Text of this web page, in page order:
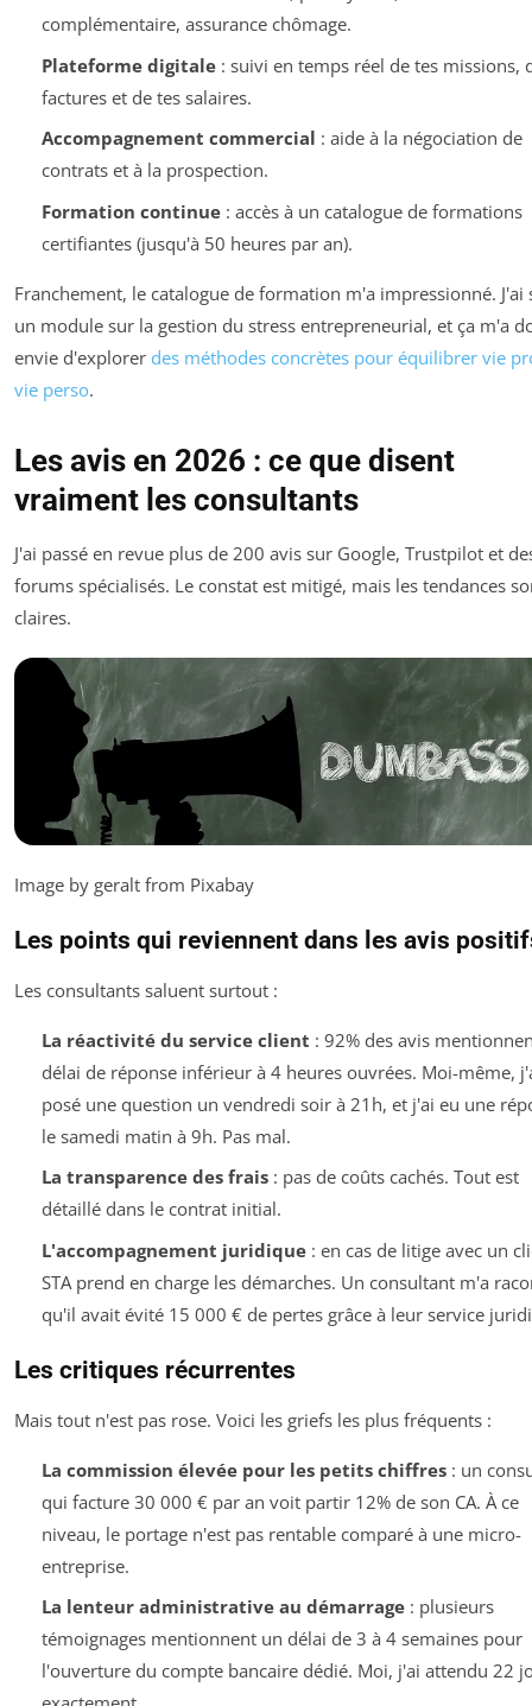
complémentaire, assurance chômage.
Plateforme digitale: suivi en temps réel de tes missions,
factures et de tes salaires.
Accompagnement commercial : aide à la négociation de
contrats et à la prospection.
Formation continue: accès à un catalogue de formations
certifiantes (jusqu'à 50 heures par an).
Franchement, le catalogue de formation m'a impressionné. J'ai
un module sur la gestion du stress entrepreneurial, et ça m'a
envie d'explorer des méthodes concrètes pour équilibrer vie
vie perso.
Les avis en 2026 : ce que disent
vraiment les consultants
J'ai passé en revue plus de 200 avis sur Google, Trustpilot et
forums spécialisés. Le constat est mitigé, mais les tendances
claires.
Image by geralt from Pixabay
Les points qui reviennent dans les avis
Les consultants saluent surtout :
La réactivité du service client : 92% des avis
délai de réponse inférieur à 4 heures ouvrées. Moi-même,
posé une question un vendredi soir à 21h, et j'ai eu une
le samedi matin à 9h. Pas mal.
La transparence des frais: pas de coûts cachés. Tout est
détaillé dans le contrat initial.
L'accompagnement juridique: en cas de litige avec un
STA prend en charge les démarches. Un consultant m'a
qu'il avait évité 15 000 € de pertes grâce à leur service
Les critiques récurrentes
Mais tout n'est pas rose. Voici les griefs les plus fréquents :
La commission élevée pour les petits chiffres: un
qui facture 30 000 € par an voit partir 12% de son CA. À ce
niveau, le portage n'est pas rentable comparé à une micro-
entreprise.
La lenteur administrative au démarrage: plusieurs
témoignages mentionnent un délai de 3 à 4 semaines pour
l'ouverture du compte bancaire dédié. Moi, j'ai attendu 22